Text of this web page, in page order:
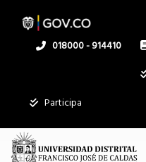
Horarios
Maestría
contenido
Linea
018000 - 914410
Participa
registros
Buscar: